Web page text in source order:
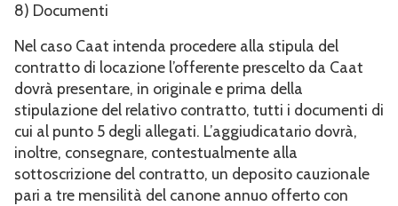
8) Documenti
Nel caso Caat intenda procedere alla stipula del
contratto di locazione l’offerente prescelto da Caat
dovrà presentare, in originale e prima della
stipulazione del relativo contratto, tutti i documenti di
cui al punto 5 degli allegati. L’aggiudicatario dovrà,
inoltre, consegnare, contestualmente alla
sottoscrizione del contratto, un deposito cauzionale
pari a tre mensilità del canone annuo offerto con